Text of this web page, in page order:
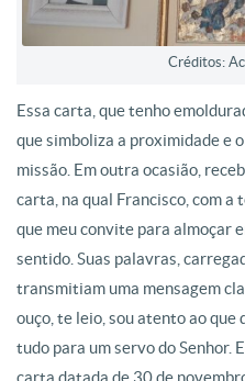
Créditos:
Essa carta, que tenho
que simboliza a proximidade e
missão. Em outra ocasião,
carta, na qual Francisco, com a
que meu convite para almoçar
sentido. Suas palavras,
transmitiam uma mensagem
ouço, te leio, sou atento ao que
tudo para um servo do Senhor.